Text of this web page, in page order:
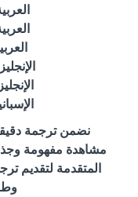
نضمن ترجمة
مشاهدة مفهومة
المتقدمة لتقديم